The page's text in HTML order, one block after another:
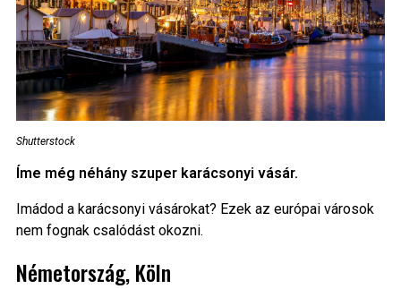
Shutterstock
Íme még néhány szuper karácsonyi vásár.
Imádod a karácsonyi vásárokat? Ezek az európai városok
nem fognak csalódást okozni.
Németország, Köln